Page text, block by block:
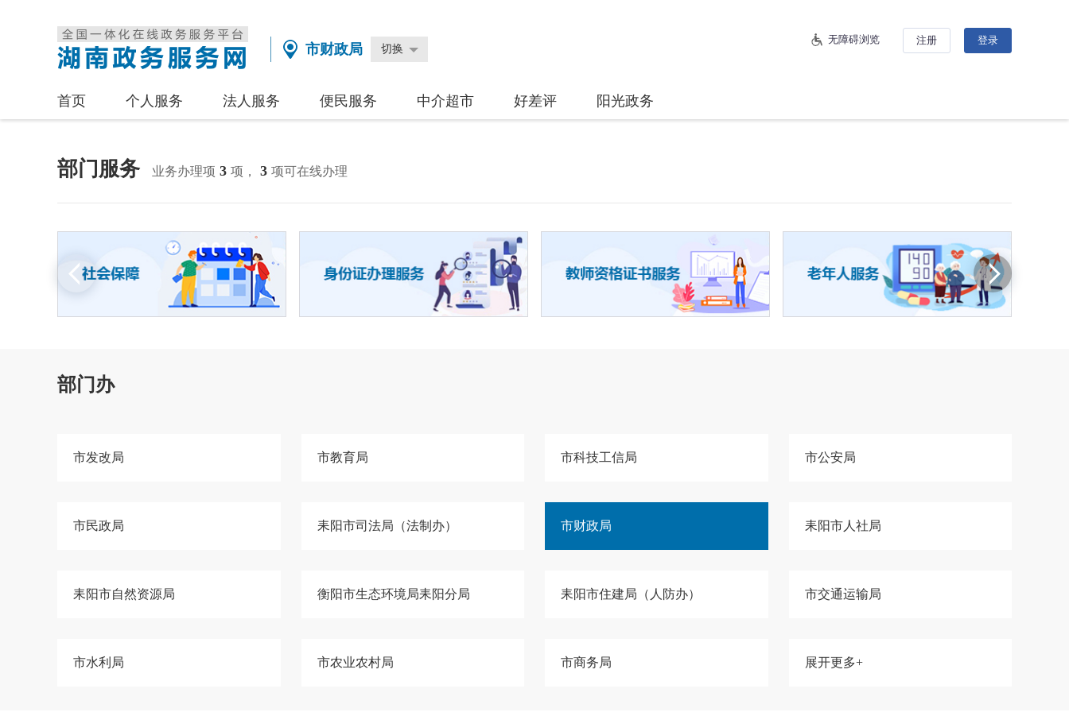
市财政局 切换
无障碍浏览 注册 登录
首页 个人服务 法人服务 便民服务 中介超市 好差评 阳光政务
部门服务 业务办理项 3 项， 3 项可在线办理
部门办
市发改局 市教育局 市科技工信局 市公安局
市民政局 耒阳市司法局（法制办） 市财政局 耒阳市人社局
耒阳市自然资源局 衡阳市生态环境局耒阳分局 耒阳市住建局（人防办） 市交通运输局
市水利局 市农业农村局 市商务局 展开更多+